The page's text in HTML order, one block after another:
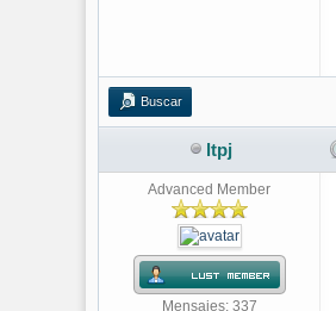
Buscar
ltpj
Advanced Member
Mensajes: 337